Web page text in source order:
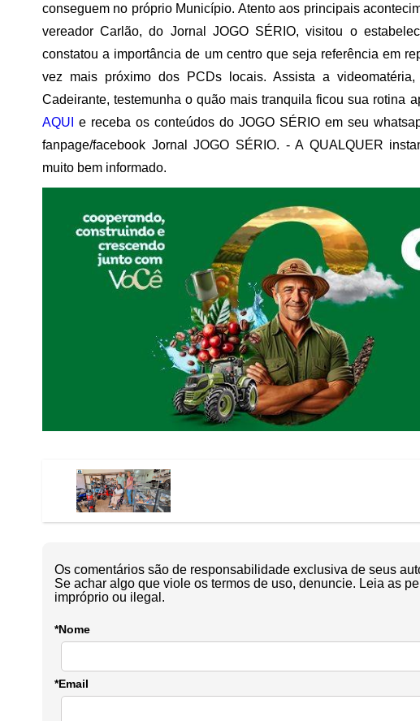
conseguem no próprio Município. Atento aos principais
vereador Carlão, do Jornal JOGO SÉRIO, visitou o
constatou a importância de um centro que seja referência em
vez mais próximo dos PCDs locais. Assista a
Cadeirante, testemunha o quão mais tranquila ficou sua rotina
AQUI
e receba os conteúdos do JOGO SÉRIO em seu
fanpage/facebook Jornal JOGO SÉRIO. - A QUALQUER
muito bem informado.
Os comentários são de responsabilidade exclusiva de seus
Se achar algo que viole os termos de uso, denuncie. Leia as
impróprio ou ilegal.
*Nome
*Email